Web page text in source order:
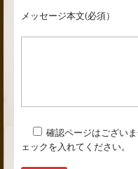
メッセージ本文(必須）
確認ページはござい
ェックを入れてください。